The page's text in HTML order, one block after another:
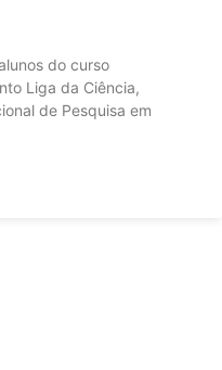
do curso
Liga da Ciência,
de Pesquisa em